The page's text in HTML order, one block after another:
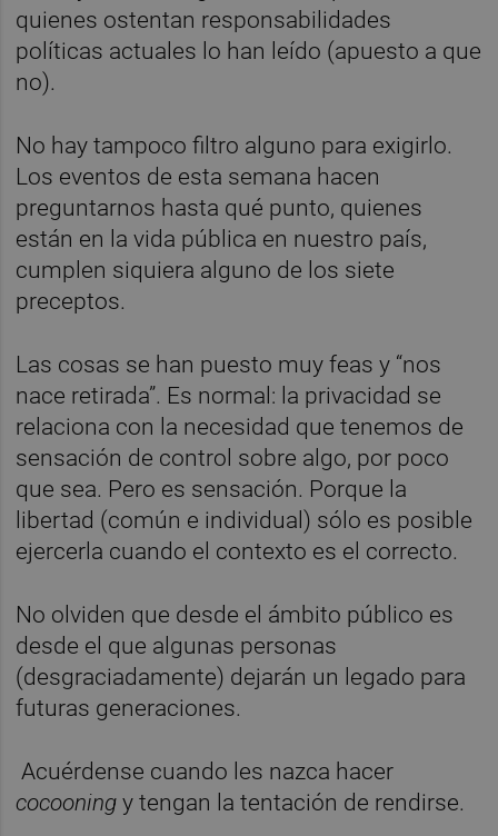
quienes ostentan responsabilidades
políticas actuales lo han leído (apuesto a que
no).
No hay tampoco filtro alguno para exigirlo.
Los eventos de esta semana hacen
preguntarnos hasta qué punto, quienes
están en la vida pública en nuestro país,
cumplen siquiera alguno de los siete
preceptos.
Las cosas se han puesto muy feas y “nos
nace retirada”. Es normal: la privacidad se
relaciona con la necesidad que tenemos de
sensación de control sobre algo, por poco
que sea. Pero es sensación. Porque la
libertad (común e individual) sólo es posible
ejercerla cuando el contexto es el correcto.
No olviden que desde el ámbito público es
desde el que algunas personas
(desgraciadamente) dejarán un legado para
futuras generaciones.
Acuérdense cuando les nazca hacer
cocooning y tengan la tentación de rendirse.